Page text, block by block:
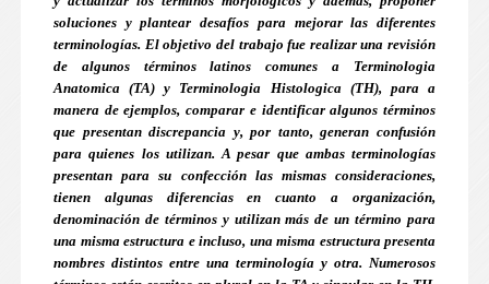
soluciones y plantear desafíos para mejorar las diferentes
terminologías. El objetivo del trabajo fue realizar una revisión
de algunos términos latinos comunes a Terminologia
Anatomica (TA) y Terminologia Histologica (TH), para a
manera de ejemplos, comparar e identificar algunos términos
que presentan discrepancia y, por tanto, generan confusión
para quienes los utilizan. A pesar que ambas terminologías
presentan para su confección las mismas consideraciones,
tienen algunas diferencias en cuanto a organización,
denominación de términos y utilizan más de un término para
una misma estructura e incluso, una misma estructura presenta
nombres distintos entre una terminología y otra. Numerosos